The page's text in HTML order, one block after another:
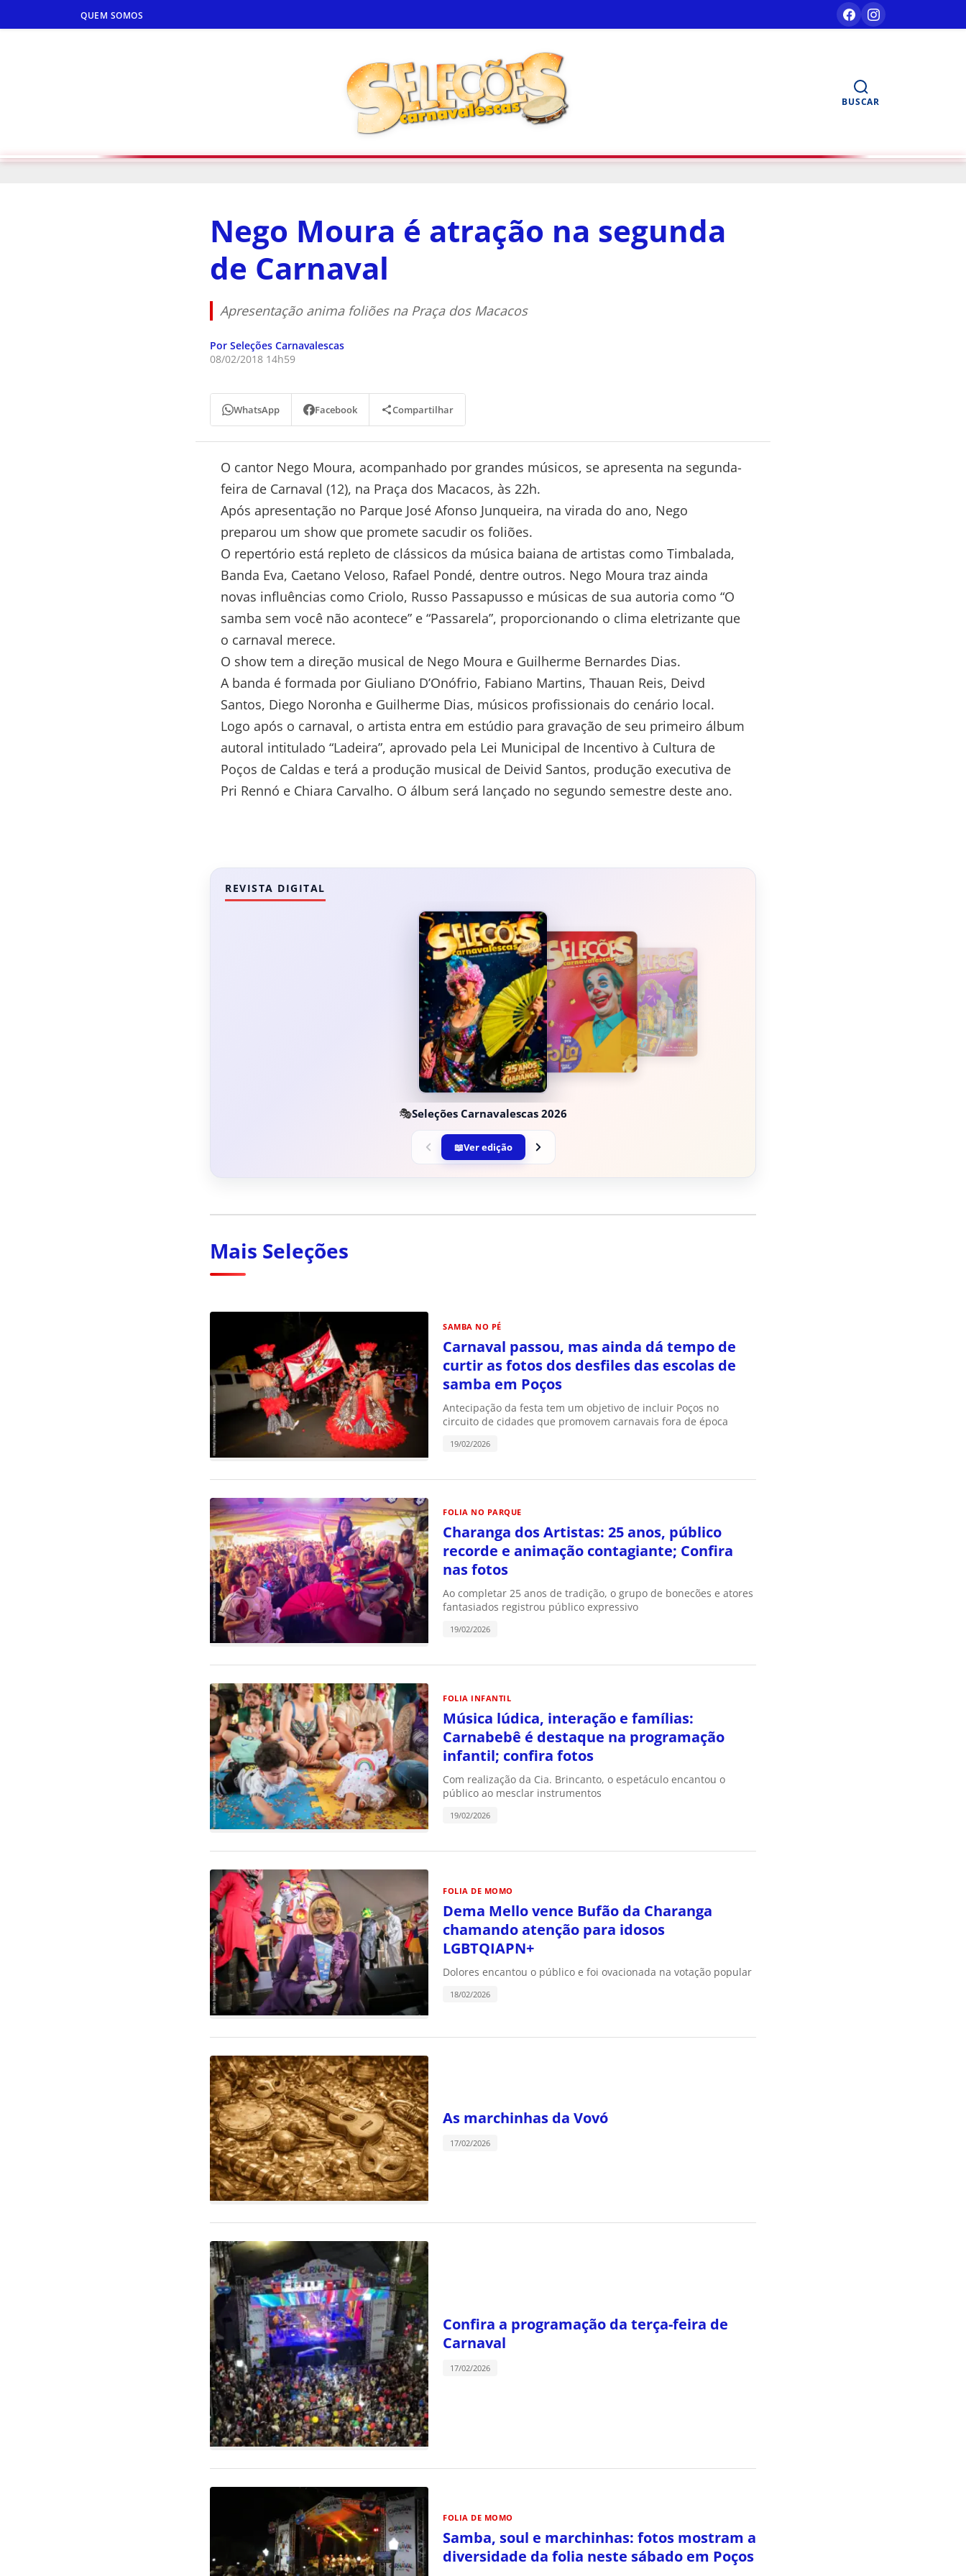
QUEM SOMOS
BUSCAR
Nego Moura é atração na segunda
de Carnaval
Apresentação anima foliões na Praça dos Macacos
Por Seleções Carnavalescas
08/02/2018 14h59
WhatsApp Facebook Compartilhar
O cantor Nego Moura, acompanhado por grandes músicos, se apresenta na segunda-
feira de Carnaval (12), na Praça dos Macacos, às 22h.
Após apresentação no Parque José Afonso Junqueira, na virada do ano, Nego
preparou um show que promete sacudir os foliões.
O repertório está repleto de clássicos da música baiana de artistas como Timbalada,
Banda Eva, Caetano Veloso, Rafael Pondé, dentre outros. Nego Moura traz ainda
novas influências como Criolo, Russo Passapusso e músicas de sua autoria como “O
samba sem você não acontece” e “Passarela”, proporcionando o clima eletrizante que
o carnaval merece.
O show tem a direção musical de Nego Moura e Guilherme Bernardes Dias.
A banda é formada por Giuliano D’Onófrio, Fabiano Martins, Thauan Reis, Deivd
Santos, Diego Noronha e Guilherme Dias, músicos profissionais do cenário local.
Logo após o carnaval, o artista entra em estúdio para gravação de seu primeiro álbum
autoral intitulado “Ladeira”, aprovado pela Lei Municipal de Incentivo à Cultura de
Poços de Caldas e terá a produção musical de Deivid Santos, produção executiva de
Pri Rennó e Chiara Carvalho. O álbum será lançado no segundo semestre deste ano.
REVISTA DIGITAL
🎭Seleções Carnavalescas 2026
📖Ver edição
Mais Seleções
SAMBA NO PÉ
Carnaval passou, mas ainda dá tempo de
curtir as fotos dos desfiles das escolas de
samba em Poços
Antecipação da festa tem um objetivo de incluir Poços no
circuito de cidades que promovem carnavais fora de época
19/02/2026
FOLIA NO PARQUE
Charanga dos Artistas: 25 anos, público
recorde e animação contagiante; Confira
nas fotos
Ao completar 25 anos de tradição, o grupo de bonecões e atores
fantasiados registrou público expressivo
19/02/2026
FOLIA INFANTIL
Música lúdica, interação e famílias:
Carnabebê é destaque na programação
infantil; confira fotos
Com realização da Cia. Brincanto, o espetáculo encantou o
público ao mesclar instrumentos
19/02/2026
FOLIA DE MOMO
Dema Mello vence Bufão da Charanga
chamando atenção para idosos
LGBTQIAPN+
Dolores encantou o público e foi ovacionada na votação popular
18/02/2026
As marchinhas da Vovó
17/02/2026
Confira a programação da terça-feira de
Carnaval
17/02/2026
FOLIA DE MOMO
Samba, soul e marchinhas: fotos mostram a
diversidade da folia neste sábado em Poços